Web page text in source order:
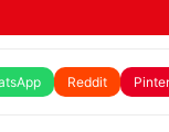
Reddit